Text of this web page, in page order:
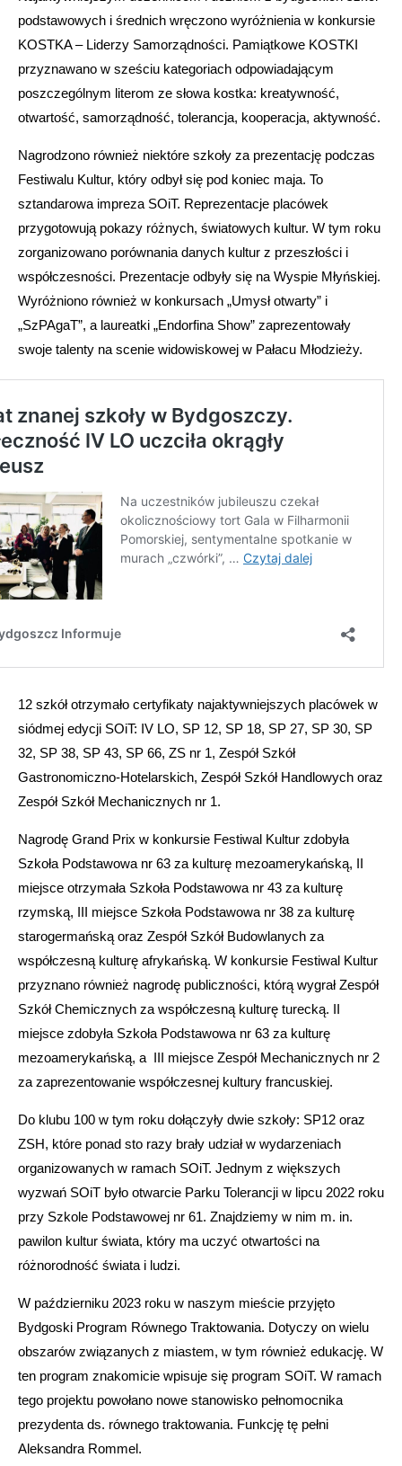
podstawowych i średnich wręczono wyróżnienia w konkursie
KOSTKA – Liderzy Samorządności. Pamiątkowe KOSTKI
przyznawano w sześciu kategoriach odpowiadającym
poszczególnym literom ze słowa kostka: kreatywność,
otwartość, samorządność, tolerancja, kooperacja, aktywność.
Nagrodzono również niektóre szkoły za prezentację podczas
Festiwalu Kultur, który odbył się pod koniec maja. To
sztandarowa impreza SOiT. Reprezentacje placówek
przygotowują pokazy różnych, światowych kultur. W tym roku
zorganizowano porównania danych kultur z przeszłości i
współczesności. Prezentacje odbyły się na Wyspie Młyńskiej.
Wyróżniono również w konkursach „Umysł otwarty” i
„SzPAgaT”, a laureatki „Endorfina Show” zaprezentowały
swoje talenty na scenie widowiskowej w Pałacu Młodzieży.
12 szkół otrzymało certyfikaty najaktywniejszych placówek w
siódmej edycji SOiT: IV LO, SP 12, SP 18, SP 27, SP 30, SP
32, SP 38, SP 43, SP 66, ZS nr 1, Zespół Szkół
Gastronomiczno-Hotelarskich, Zespół Szkół Handlowych oraz
Zespół Szkół Mechanicznych nr 1.
Nagrodę Grand Prix w konkursie Festiwal Kultur zdobyła
Szkoła Podstawowa nr 63 za kulturę mezoamerykańską, II
miejsce otrzymała Szkoła Podstawowa nr 43 za kulturę
rzymską, III miejsce Szkoła Podstawowa nr 38 za kulturę
starogermańską oraz Zespół Szkół Budowlanych za
współczesną kulturę afrykańską. W konkursie Festiwal Kultur
przyznano również nagrodę publiczności, którą wygrał Zespół
Szkół Chemicznych za współczesną kulturę turecką. II
miejsce zdobyła Szkoła Podstawowa nr 63 za kulturę
mezoamerykańską, a III miejsce Zespół Mechanicznych nr 2
za zaprezentowanie współczesnej kultury francuskiej.
Do klubu 100 w tym roku dołączyły dwie szkoły: SP12 oraz
ZSH, które ponad sto razy brały udział w wydarzeniach
organizowanych w ramach SOiT. Jednym z większych
wyzwań SOiT było otwarcie Parku Tolerancji w lipcu 2022 roku
przy Szkole Podstawowej nr 61. Znajdziemy w nim m. in.
pawilon kultur świata, który ma uczyć otwartości na
różnorodność świata i ludzi.
W październiku 2023 roku w naszym mieście przyjęto
Bydgoski Program Równego Traktowania. Dotyczy on wielu
obszarów związanych z miastem, w tym również edukację. W
ten program znakomicie wpisuje się program SOiT. W ramach
tego projektu powołano nowe stanowisko pełnomocnika
prezydenta ds. równego traktowania. Funkcję tę pełni
Aleksandra Rommel.